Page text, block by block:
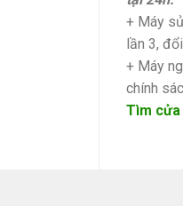
+ Máy
lần 3,
+ Máy
chính
Tìm cửa